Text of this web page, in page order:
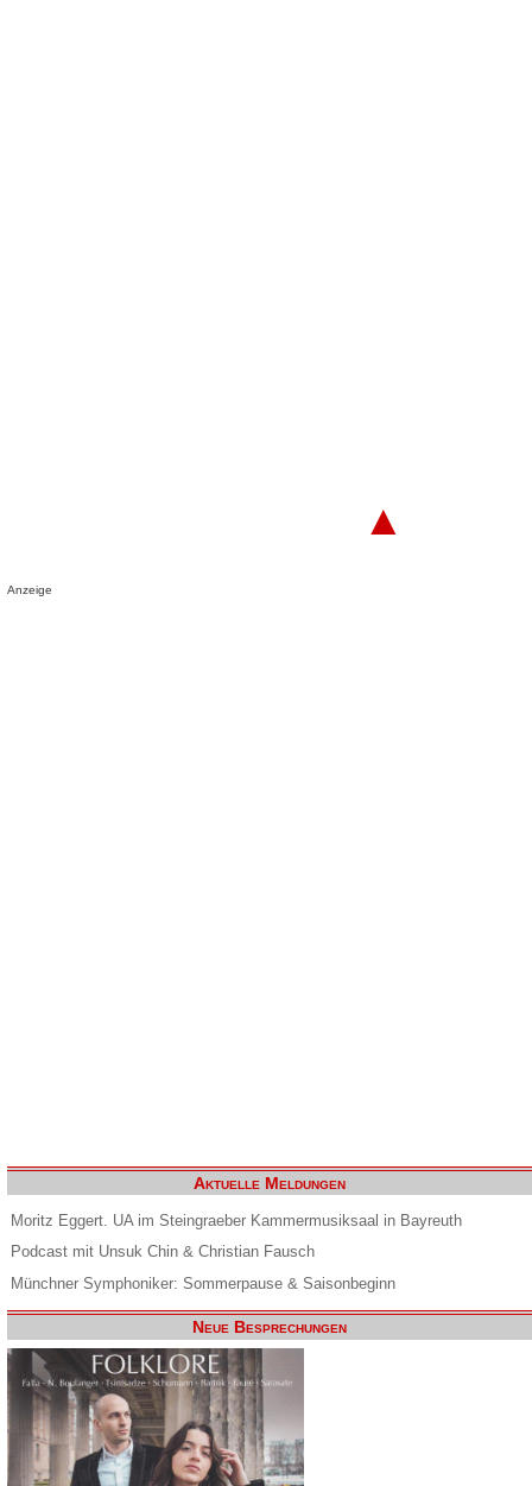
▲
Anzeige
Aktuelle Meldungen
Moritz Eggert. UA im Steingraeber Kammermusiksaal in Bayreuth
Podcast mit Unsuk Chin & Christian Fausch
Münchner Symphoniker: Sommerpause & Saisonbeginn
Neue Besprechungen